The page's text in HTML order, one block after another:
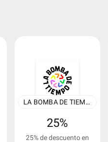
LA BOMBA DE TIEMPO
25%
25% de descuento en